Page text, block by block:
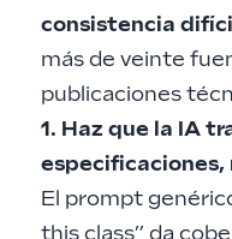
consistencia
más de veinte
publicaciones
1. Haz que la IA
El prompt